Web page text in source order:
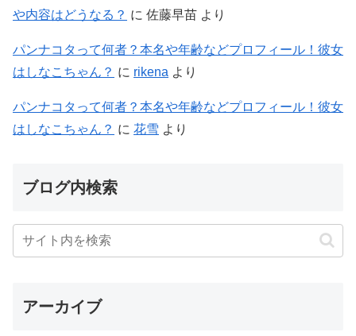
や内容はどうなる？ に 佐藤早苗 より
パンナコタって何者？本名や年齢などプロフィール！彼女
はしなこちゃん？ に rikena より
パンナコタって何者？本名や年齢などプロフィール！彼女
はしなこちゃん？ に 花雪 より
ブログ内検索
アーカイブ